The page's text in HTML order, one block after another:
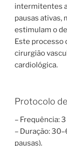
intermitentes
pausas ativas,
estimulam o
Este processo
cirurgião
cardiológica.
Protocolo
– Frequência:
– Duração:
pausas).